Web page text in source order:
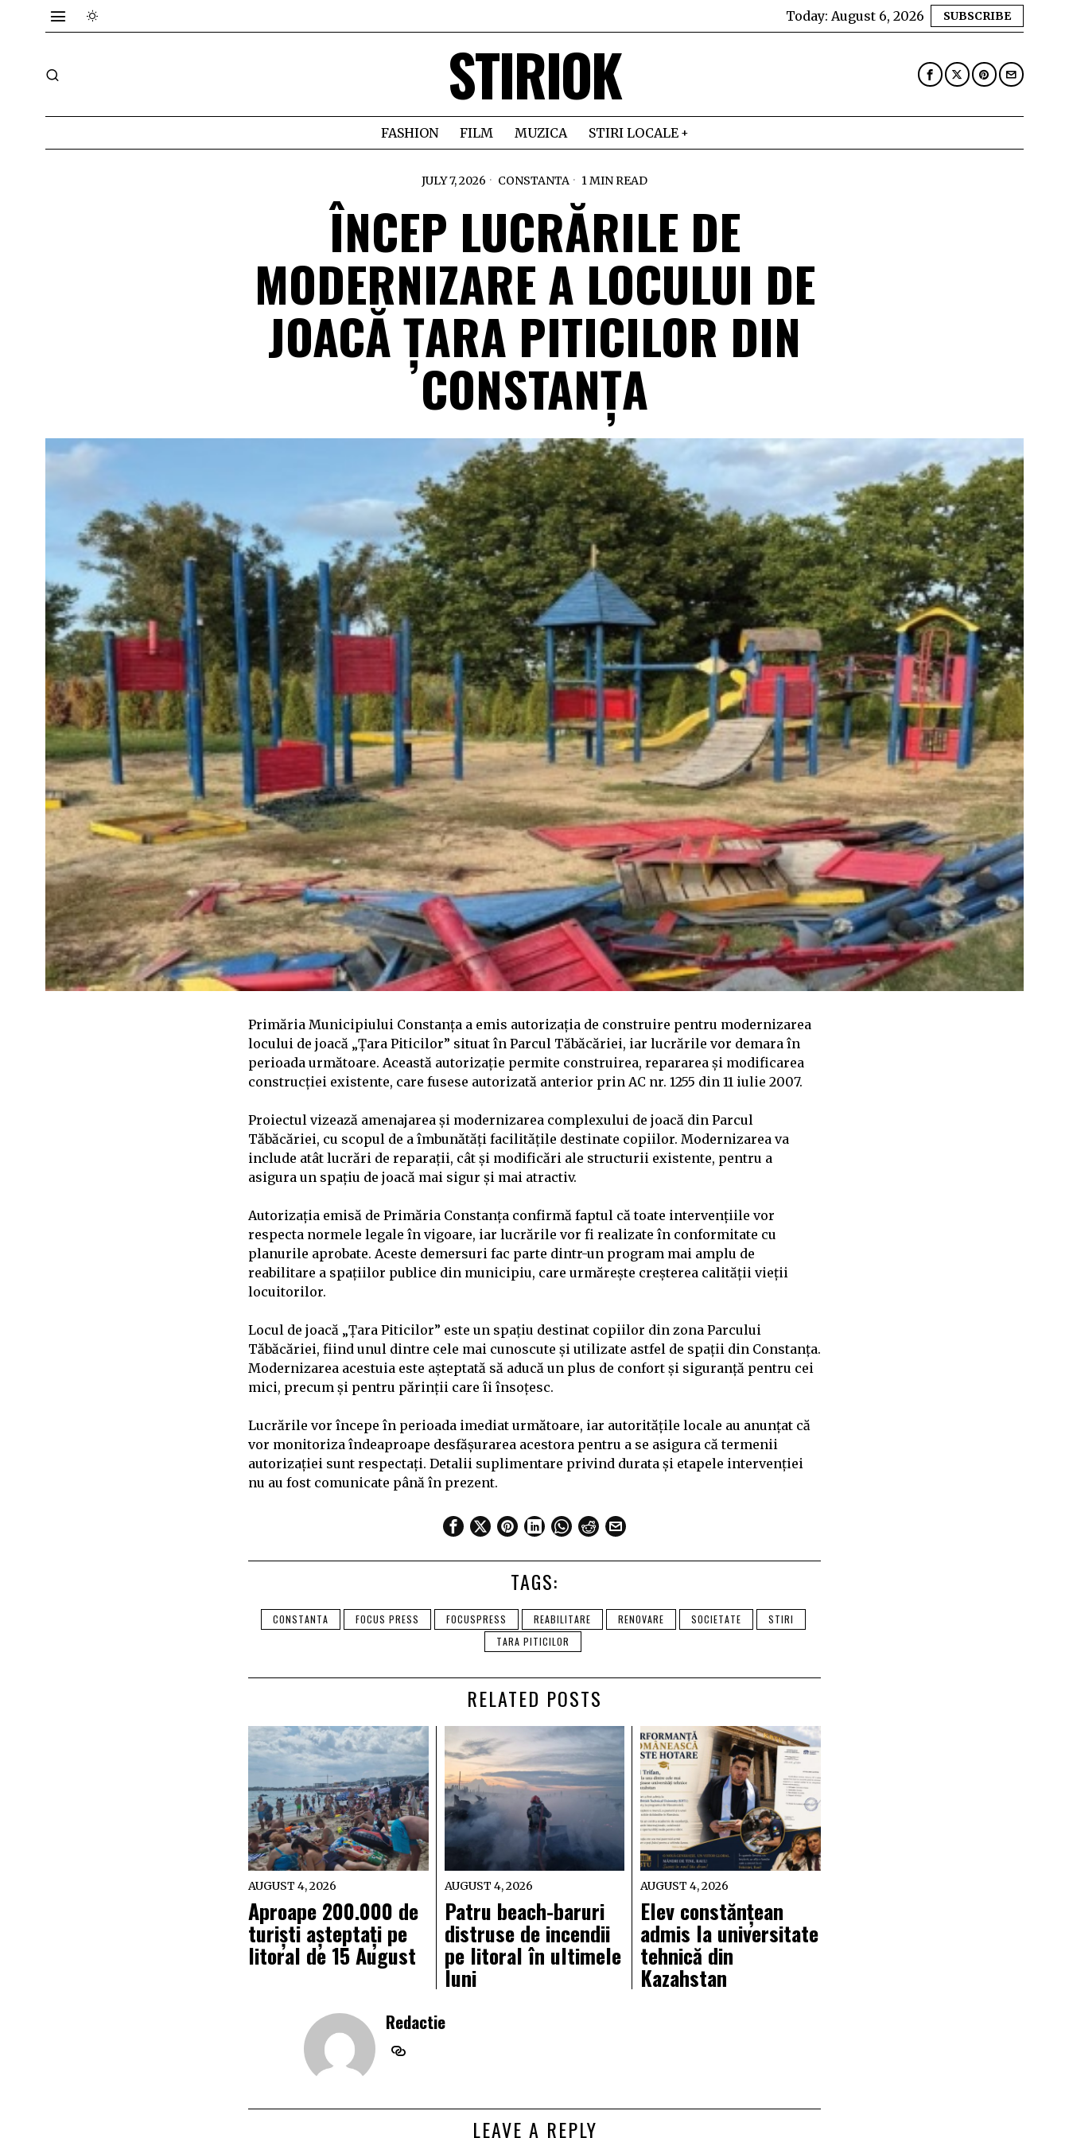
Today: August 6, 2026 SUBSCRIBE
STIRIOK
FASHION FILM MUZICA STIRI LOCALE
JULY 7, 2026 CONSTANTA 1 MIN READ
ÎNCEP LUCRĂRILE DE
MODERNIZARE A LOCULUI DE
JOACĂ ȚARA PITICILOR DIN
CONSTANȚA
Primăria Municipiului Constanța a emis autorizația de construire pentru modernizarea
locului de joacă „Țara Piticilor” situat în Parcul Tăbăcăriei, iar lucrările vor demara în
perioada următoare. Această autorizație permite construirea, repararea și modificarea
construcției existente, care fusese autorizată anterior prin AC nr. 1255 din 11 iulie 2007.
Proiectul vizează amenajarea și modernizarea complexului de joacă din Parcul
Tăbăcăriei, cu scopul de a îmbunătăți facilitățile destinate copiilor. Modernizarea va
include atât lucrări de reparații, cât și modificări ale structurii existente, pentru a
asigura un spațiu de joacă mai sigur și mai atractiv.
Autorizația emisă de Primăria Constanța confirmă faptul că toate intervențiile vor
respecta normele legale în vigoare, iar lucrările vor fi realizate în conformitate cu
planurile aprobate. Aceste demersuri fac parte dintr-un program mai amplu de
reabilitare a spațiilor publice din municipiu, care urmărește creșterea calității vieții
locuitorilor.
Locul de joacă „Țara Piticilor” este un spațiu destinat copiilor din zona Parcului
Tăbăcăriei, fiind unul dintre cele mai cunoscute și utilizate astfel de spații din Constanța.
Modernizarea acestuia este așteptată să aducă un plus de confort și siguranță pentru cei
mici, precum și pentru părinții care îi însoțesc.
Lucrările vor începe în perioada imediat următoare, iar autoritățile locale au anunțat că
vor monitoriza îndeaproape desfășurarea acestora pentru a se asigura că termenii
autorizației sunt respectați. Detalii suplimentare privind durata și etapele intervenției
nu au fost comunicate până în prezent.
TAGS:
CONSTANTA FOCUS PRESS FOCUSPRESS REABILITARE RENOVARE SOCIETATE
STIRI
TARA PITICILOR
RELATED POSTS
AUGUST 4, 2026
Aproape 200.000 de
turiști așteptați pe
litoral de 15 August
AUGUST 4, 2026
Patru beach-baruri
distruse de incendii
pe litoral în ultimele
luni
AUGUST 4, 2026
Elev constănțean
admis la universitate
tehnică din
Kazahstan
Redactie
LEAVE A REPLY